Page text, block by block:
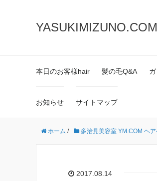
YASUKIMIZUNO.COM
本日のお客様hair 髪の毛Q&A
お知らせ サイトマップ
ホーム / 多治見美容室 YM.COM ヘア
2017.08.14